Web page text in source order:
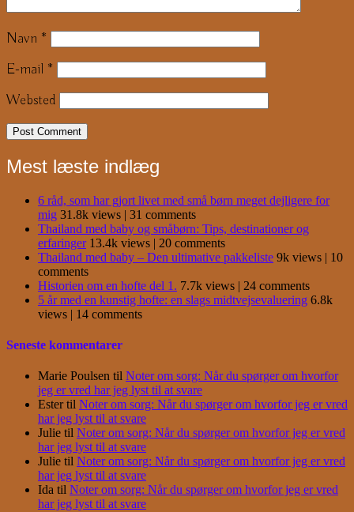
Navn *
E-mail *
Websted
Mest læste indlæg
6 råd, som har gjort livet med små børn meget dejligere for
mig 31.8k views | 31 comments
Thailand med baby og småbørn: Tips, destinationer og
erfaringer 13.4k views | 20 comments
Thailand med baby – Den ultimative pakkeliste 9k views | 10
comments
Historien om en hofte del 1. 7.7k views | 24 comments
5 år med en kunstig hofte: en slags midtvejsevaluering 6.8k
views | 14 comments
Seneste kommentarer
Marie Poulsen til Noter om sorg: Når du spørger om hvorfor
jeg er vred har jeg lyst til at svare
Estertil Noter om sorg: Når du spørger om hvorfor jeg er vred
har jeg lyst til at svare
Julie til Noter om sorg: Når du spørger om hvorfor jeg er vred
har jeg lyst til at svare
Julie til Noter om sorg: Når du spørger om hvorfor jeg er vred
har jeg lyst til at svare
Ida til Noter om sorg: Når du spørger om hvorfor jeg er vred
har jeg lyst til at svare